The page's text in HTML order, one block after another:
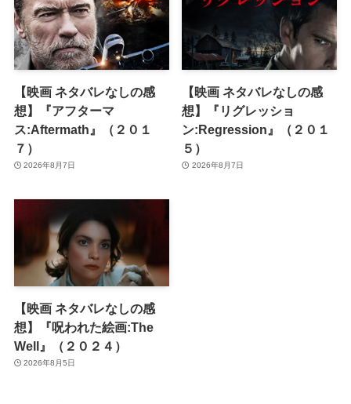
【映画 ネタバレなしの感
想】『アフターマ
ス:Aftermath』（２０１
７）
2026年8月7日
【映画 ネタバレなしの感
想】『リグレッショ
ン:Regression』（２０１
５）
2026年8月7日
【映画 ネタバレなしの感
想】『呪われた絵画:The
Well』（２０２４）
2026年8月5日